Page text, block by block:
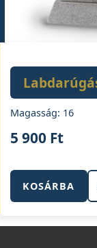
Magasság: 16
5 900 Ft
KOSÁRBA